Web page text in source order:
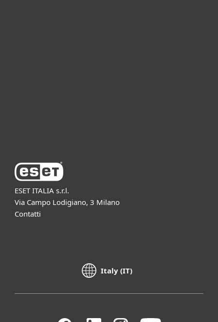
ESET ITALIA s.r.l.
Via Campo Lodigiano, 3 Milano
Contatti
Italy (IT)